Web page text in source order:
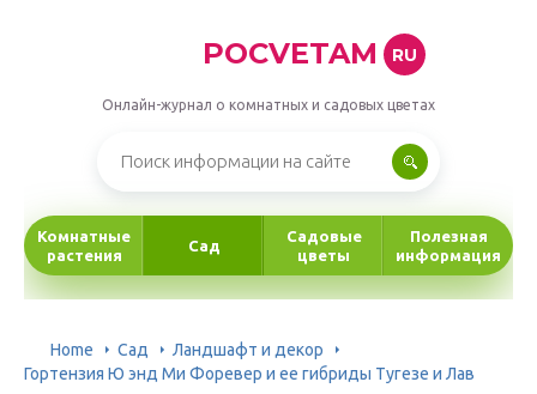
POCVETAM RU
Онлайн-журнал о комнатных и садовых цветах
Комнатные
растения
Сад
Садовые
цветы
Полезная
информация
Home Сад
Ландшафт и декор
Гортензия Ю энд Ми Форевер и ее гибриды Тугезе и Лав